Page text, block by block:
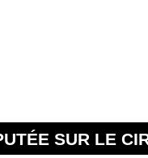
SUR LE